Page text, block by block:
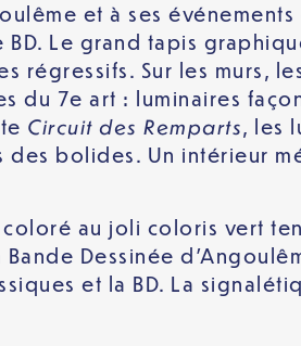
et à ses
Le grand tapis
Sur les murs,
du 7e art : luminaires
Circuit des Remparts, les
bolides. Un intérieur
au joli coloris vert
Dessinée
et la BD. La